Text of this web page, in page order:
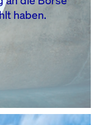
22
23
haben.